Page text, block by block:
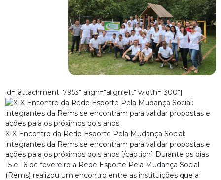
id="attachment_7953" align="alignleft" width="300"]
XIX Encontro da Rede Esporte Pela Mudança Social:
integrantes da Rems se encontram para validar propostas e
ações para os próximos dois anos.[/caption] Durante os dias
15 e 16 de fevereiro a Rede Esporte Pela Mudança Social
(Rems) realizou um encontro entre as instituições que a